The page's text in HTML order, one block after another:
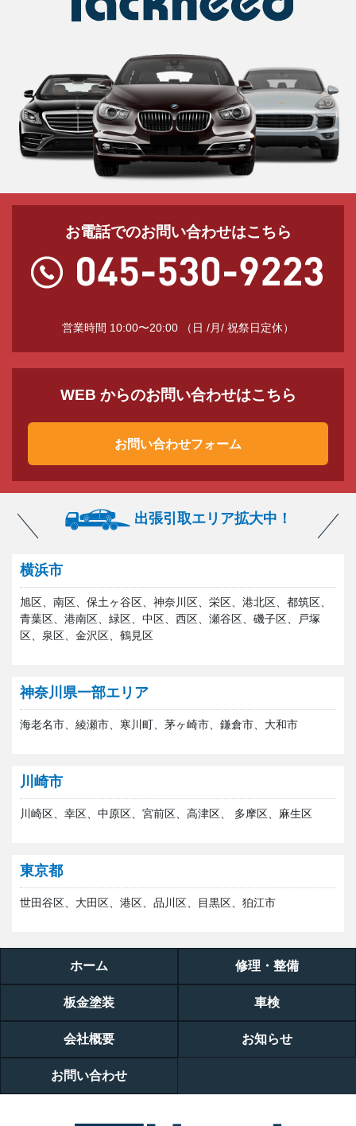
お電話でのお問い合わせはこちら
営業時間 10:00〜20:00 （日 /月/ 祝祭日定休）
WEB からのお問い合わせはこちら
お問い合わせフォーム
出張引取エリア拡大中！
横浜市
旭区、南区、保土ヶ谷区、神奈川区、栄区、港北区、都筑区、
青葉区、港南区、緑区、中区、西区、瀬谷区、磯子区、戸塚
区、泉区、金沢区、鶴見区
神奈川県一部エリア
海老名市、綾瀬市、寒川町、茅ヶ崎市、鎌倉市、大和市
川崎市
川崎区、幸区、中原区、宮前区、高津区、 多摩区、麻生区
東京都
世田谷区、大田区、港区、品川区、目黒区、狛江市
ホーム 修理・整備
板金塗装 車検
会社概要 お知らせ
お問い合わせ